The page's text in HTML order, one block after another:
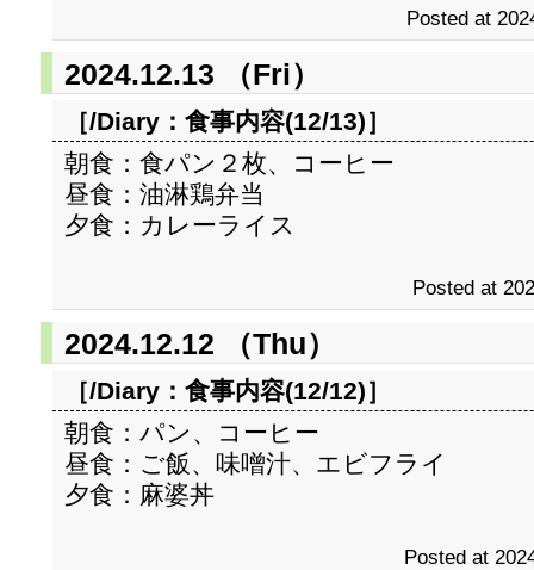
Posted at
2024.12.13 （Fri）
［/Diary： 食事内容(12/13)］
朝食：食パン２枚、コーヒー
昼食：油淋鶏弁当
夕食：カレーライス
Posted at
2024.12.12 （Thu）
［/Diary： 食事内容(12/12)］
朝食：パン、コーヒー
昼食：ご飯、味噌汁、エビフライ
夕食：麻婆丼
Posted at